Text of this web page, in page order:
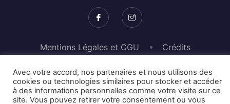
Mentions Légales et CGU Crédits
© 2026 © Karulynk
Avec votre accord, nos partenaires et nous utilisons des
cookies ou technologies similaires pour stocker et accéder
à des informations personnelles comme votre visite sur ce
site. Vous pouvez retirer votre consentement ou vous